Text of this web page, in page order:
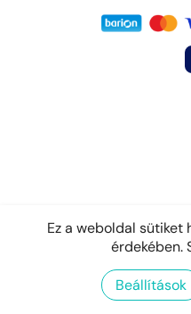
Ez a weboldal sütiket
érdekében.
Beállítások